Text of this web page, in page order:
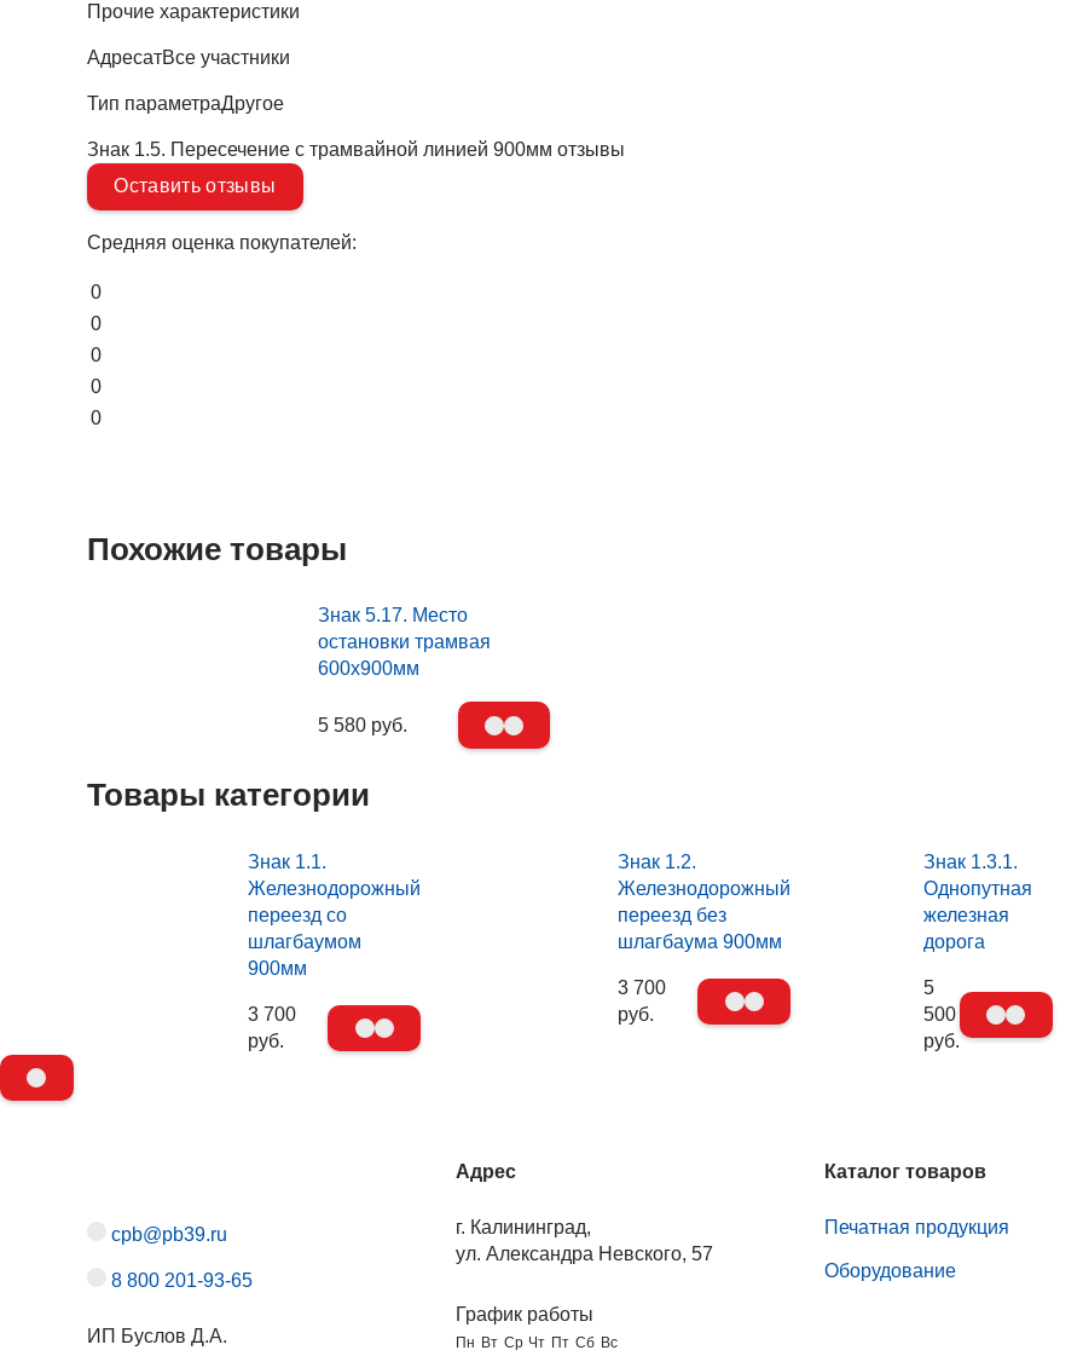
Прочие характеристики
АдресатВсе участники
Тип параметраДругое
Знак 1.5. Пересечение с трамвайной линией 900мм отзывы
Оставить отзывы
Средняя оценка покупателей:
0
0
0
0
0
Похожие товары
Знак 5.17. Место
остановки трамвая
600х900мм
5 580 руб.
Товары категории
Знак 1.1.
Железнодорожный
переезд со
шлагбаумом
900мм
3 700
руб.
Знак 1.2.
Железнодорожный
переезд без
шлагбаума 900мм
3 700
руб.
Знак 1.3.1.
Однопутная
железная
дорога
5
500
руб.
cpb@pb39.ru
8 800 201-93-65
ИП Буслов Д.А.
Адрес
г. Калининград,
ул. Александра Невского, 57
График работы
Пн Вт Ср Чт Пт Сб Вс
Каталог товаров
Печатная продукция
Оборудование